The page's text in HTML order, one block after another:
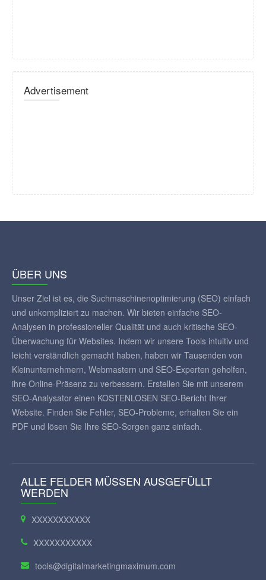
Advertisement
ÜBER UNS
Unser Ziel ist es, die Suchmaschinenoptimierung (SEO) einfach
und unkompliziert zu machen. Wir bieten einfache SEO-
Analysen in professioneller Qualität und auch kritische SEO-
Überwachung für Websites. Indem wir unsere Tools intuitiv und
leicht verständlich gemacht haben, haben wir Tausenden von
Kleinunternehmern, Webmastern und SEO-Experten geholfen,
ihre Online-Präsenz zu verbessern. Erstellen Sie mit unserem
SEO-Analysator einen KOSTENLOSEN SEO-Bericht Ihrer
Website. Finden Sie Fehler, SEO-Probleme, erhalten Sie ein
PDF und lösen Sie Ihre SEO-Sorgen ganz einfach.
ALLE FELDER MÜSSEN AUSGEFÜLLT
WERDEN
XXXXXXXXXXX
XXXXXXXXXXX
tools@digitalmarketingmaximum.com